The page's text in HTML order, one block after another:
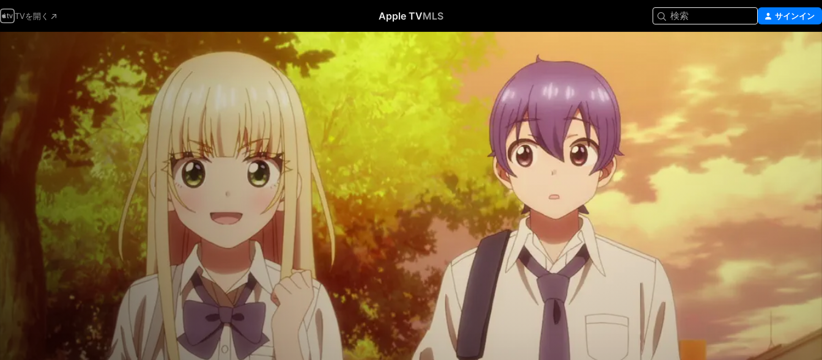
TVを開く Apple TVMLS 検索 サインイン